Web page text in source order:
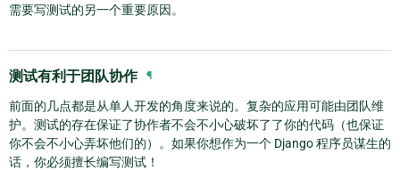
需要写测试的另一个重要原因。
测试有利于团队协作 ¶
前面的几点都是从单人开发的角度来说的。复杂的应用可能由团队维
护。测试的存在保证了协作者不会不小心破坏了了你的代码（也保证
你不会不小心弄坏他们的）。如果你想作为一个 Django 程序员谋生的
话，你必须擅长编写测试！